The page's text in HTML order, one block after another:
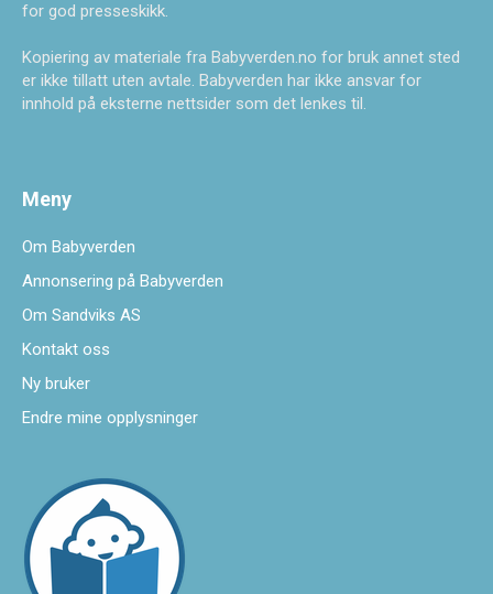
for god presseskikk.
Kopiering av materiale fra Babyverden.no for bruk annet sted
er ikke tillatt uten avtale. Babyverden har ikke ansvar for
innhold på eksterne nettsider som det lenkes til.
Meny
Om Babyverden
Annonsering på Babyverden
Om Sandviks AS
Kontakt oss
Ny bruker
Endre mine opplysninger